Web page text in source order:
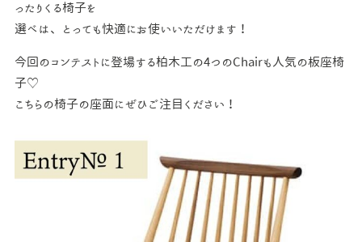
ったりくる椅子を
選べは、とっても快適にお使いいただけます！
今回のコンテストに登場する柏木工の4つのChairも人気の板座椅
子♡
こちらの椅子の座面にぜひご注目ください！